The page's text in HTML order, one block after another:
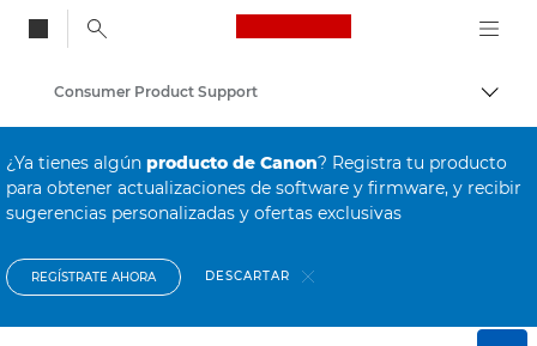
Canon Logo, back
Consumer Product Support
¿Ya tienes algún producto de Canon? Registra tu producto
para obtener actualizaciones de software y firmware, y recibir
sugerencias personalizadas y ofertas exclusivas
REGÍSTRATE AHORA DESCARTAR